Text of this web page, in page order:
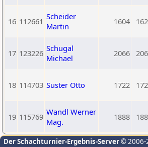
16 112661 Scheider
Martin
1604
17 123226 Schugal
Michael
2066
18 114703 Suster Otto 1722
19 115769 Wandl Werner
Mag.
1888
Der Schachturnier-Ergebnis-Server© 2006-